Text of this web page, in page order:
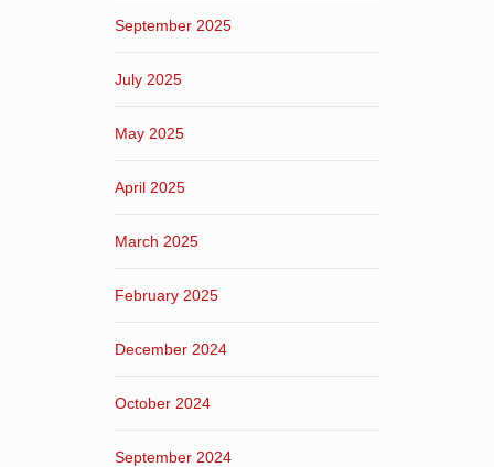
September 2025
July 2025
May 2025
April 2025
March 2025
February 2025
December 2024
October 2024
September 2024